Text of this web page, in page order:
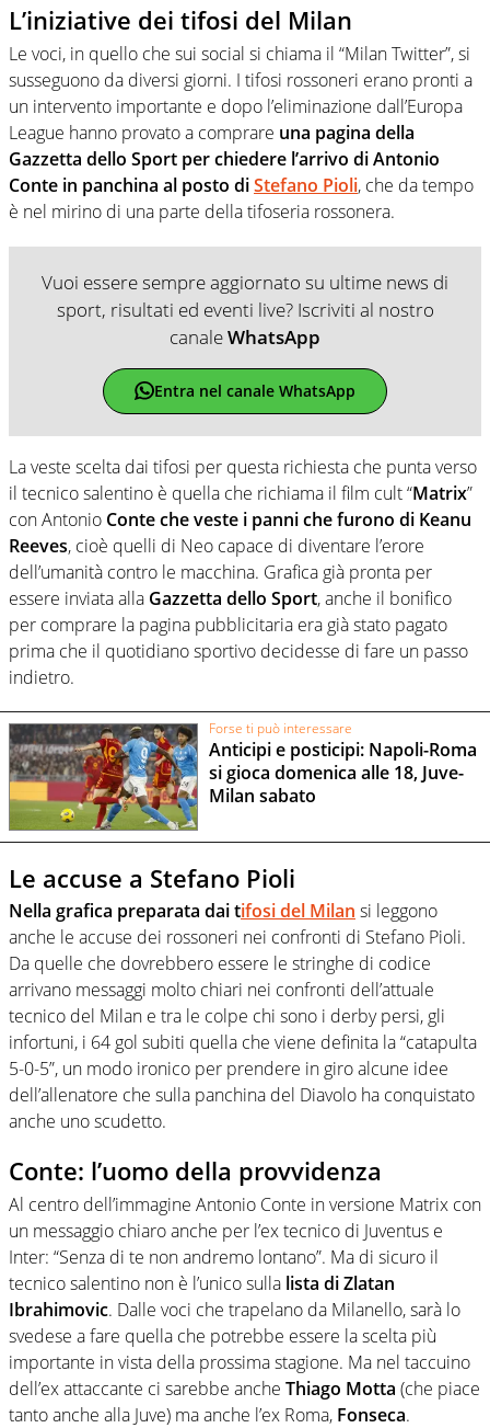
L’iniziative dei tifosi del Milan
Le voci, in quello che sui social si chiama il “Milan Twitter”, si
susseguono da diversi giorni. I tifosi rossoneri erano pronti a
un intervento importante e dopo l’eliminazione dall’Europa
League hanno provato a comprare una pagina della
Gazzetta dello Sport per chiedere l’arrivo di Antonio
Conte in panchina al posto diStefano Pioli, che da tempo
è nel mirino di una parte della tifoseria rossonera.
Vuoi essere sempre aggiornato su ultime news di
sport, risultati ed eventi live? Iscriviti al nostro
canaleWhatsApp
Entra nel canale WhatsApp
La veste scelta dai tifosi per questa richiesta che punta verso
il tecnico salentino è quella che richiama il film cult “Matrix”
con Antonio Conte che veste i panni che furono di Keanu
Reeves, cioè quelli di Neo capace di diventare l’erore
dell’umanità contro le macchina. Grafica già pronta per
essere inviata alla Gazzetta dello Sport, anche il bonifico
per comprare la pagina pubblicitaria era già stato pagato
prima che il quotidiano sportivo decidesse di fare un passo
indietro.
Forse ti può interessare
Anticipi e posticipi: Napoli-Roma
si gioca domenica alle 18, Juve-
Milan sabato
Le accuse a Stefano Pioli
Nella grafica preparata dai tifosi del Milan si leggono
anche le accuse dei rossoneri nei confronti di Stefano Pioli.
Da quelle che dovrebbero essere le stringhe di codice
arrivano messaggi molto chiari nei confronti dell’attuale
tecnico del Milan e tra le colpe chi sono i derby persi, gli
infortuni, i 64 gol subiti quella che viene definita la “catapulta
5-0-5”, un modo ironico per prendere in giro alcune idee
dell’allenatore che sulla panchina del Diavolo ha conquistato
anche uno scudetto.
Conte: l’uomo della provvidenza
Al centro dell’immagine Antonio Conte in versione Matrix con
un messaggio chiaro anche per l’ex tecnico di Juventus e
Inter: “Senza di te non andremo lontano”. Ma di sicuro il
tecnico salentino non è l’unico sulla lista di Zlatan
Ibrahimovic. Dalle voci che trapelano da Milanello, sarà lo
svedese a fare quella che potrebbe essere la scelta più
importante in vista della prossima stagione. Ma nel taccuino
dell’ex attaccante ci sarebbe anche Thiago Motta (che piace
tanto anche alla Juve) ma anche l’ex Roma, Fonseca.